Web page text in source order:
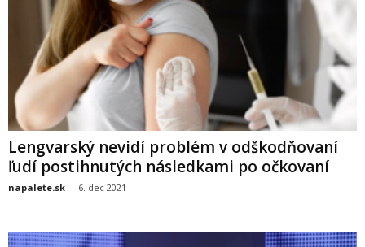
Lengvarský nevidí problém v odškodňovaní
ľudí postihnutých následkami po očkovaní
napalete.sk - 6. dec 2021